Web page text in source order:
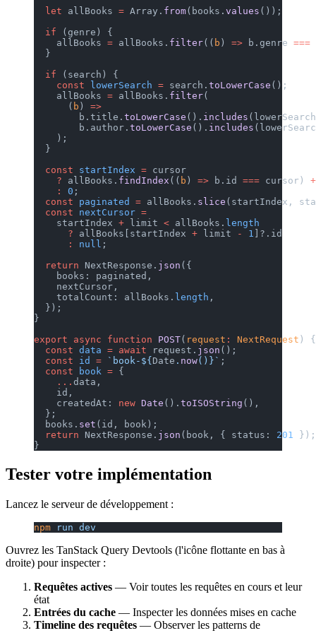
  let
allBooks = Array. from(books. values ());
  if
(genre) {
    allBooks
= allBooks. filter(( b ) => b.genre ===
  }
  if
(search) {
    const
lowerSearch = search. toLowerCase ();
    allBooks
= allBooks. filter(
      (
b ) =>
        b.title.
toLowerCase (). includes
        b.author.
toLowerCase (). includes
    );
  }
  const
startIndex = cursor
    ?
allBooks. findIndex (( b ) => b.id === cursor) +
    :
0 ;
  const
paginated = allBooks. slice (startIndex,
  const
nextCursor =
    startIndex
+ limit < allBooks. length
      ?
allBooks[startIndex + limit - 1 ]?.id
      :
null ;
  return
NextResponse. json ({
    books: paginated,
    nextCursor,
    totalCount: allBooks.
length ,
  });
}
export async function POST( request : NextRequest ) {
  const
data = await request. json ();
  const
id = `book-${ Date . now() }` ;
  const
book = {
    ...
data,
    id,
    createdAt:
new Date (). toISOString (),
  };
  books.
set (id, book);
  return
NextResponse. json (book, { status: 201 });
}
Tester votre implémentation
Lancez le serveur de développement :
npm run dev
Ouvrez les TanStack Query Devtools (l'icône flottante en bas à
droite) pour inspecter :
Requêtes actives — Voir toutes les requêtes en cours et leur
état
Entrées du cache — Inspecter les données mises en cache
Timeline des requêtes — Observer les patterns de